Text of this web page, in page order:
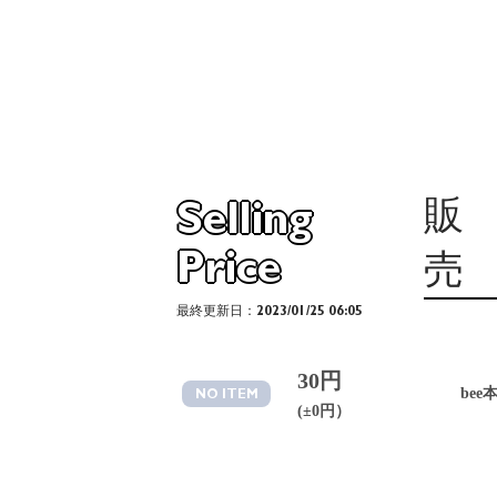
Selling
Price
販
売
最終更新日：2023/01/25 06:05
NO ITEM
30円
(±0円）
bee